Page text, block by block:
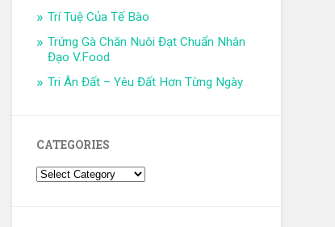
Trí Tuệ Của Tế Bào
Trứng Gà Chăn Nuôi Đạt Chuẩn Nhân
Đạo V.Food
Tri Ân Đất – Yêu Đất Hơn Từng Ngày
CATEGORIES